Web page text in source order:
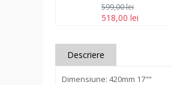
518,00 lei
599,00 lei
Descriere
Dimensiune: 420mm 17"“